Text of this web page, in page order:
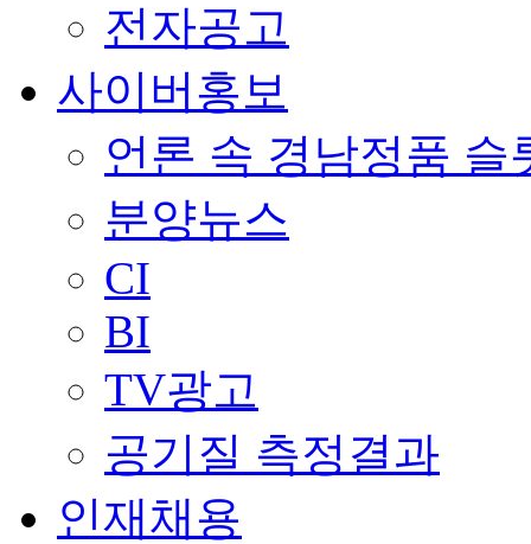
전자공고
사이버홍보
언론 속 경남정품 슬
분양뉴스
CI
BI
TV광고
공기질 측정결과
인재채용